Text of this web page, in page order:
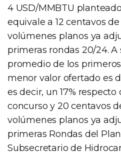
4 USD/MMBTU
equivale a 12 centavos
volúmenes planos ya
primeras rondas 20/24. A
promedio de los
menor valor ofertado es
es decir, un 17%
concurso y 20 centavos
volúmenes planos ya
primeras Rondas del
Subsecretario de